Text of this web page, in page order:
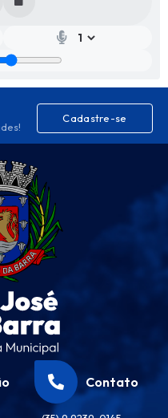
Cadastre-se
Contato